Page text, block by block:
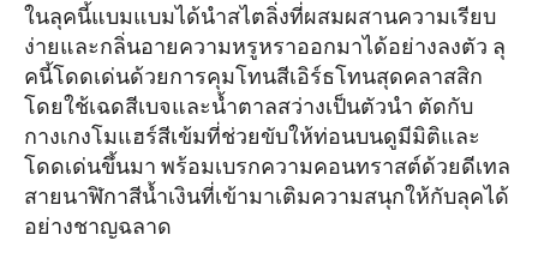
ในลุคนี้แบมแบมได้นำสไตลิ่งที่ผสมผสานความเรียบ
ง่ายและกลิ่นอายความหรูหราออกมาได้อย่างลงตัว ลุ
คนี้โดดเด่นด้วยการคุมโทนสีเอิร์ธโทนสุดคลาสสิก
โดยใช้เฉดสีเบจและน้ำตาลสว่างเป็นตัวนำ ตัดกับ
กางเกงโมแฮร์สีเข้มที่ช่วยขับให้ท่อนบนดูมีมิติและ
โดดเด่นขึ้นมา พร้อมเบรกความคอนทราสต์ด้วยดีเทล
สายนาฬิกาสีน้ำเงินที่เข้ามาเติมความสนุกให้กับลุคได้
อย่างชาญฉลาด